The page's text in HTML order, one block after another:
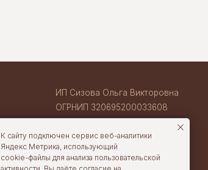
К сайту подключен сервис веб-аналитики
Яндекс Метрика, использующий
cookie-файлы для анализа пользовательской